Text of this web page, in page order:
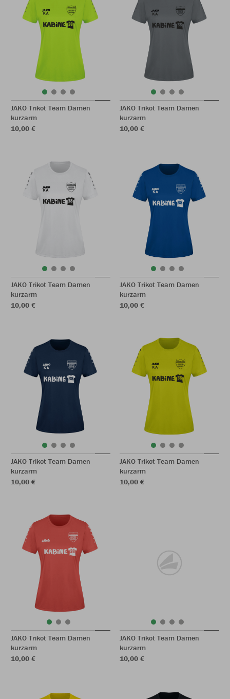
JAKO Trikot Team Damen
kurzarm
10,00 €
JAKO Trikot Team Damen
kurzarm
10,00 €
JAKO Trikot Team Damen
kurzarm
10,00 €
JAKO Trikot Team Damen
kurzarm
10,00 €
JAKO Trikot Team Damen
kurzarm
10,00 €
JAKO Trikot Team Damen
kurzarm
10,00 €
JAKO Trikot Team Damen
kurzarm
10,00 €
JAKO Trikot Team Damen
kurzarm
10,00 €